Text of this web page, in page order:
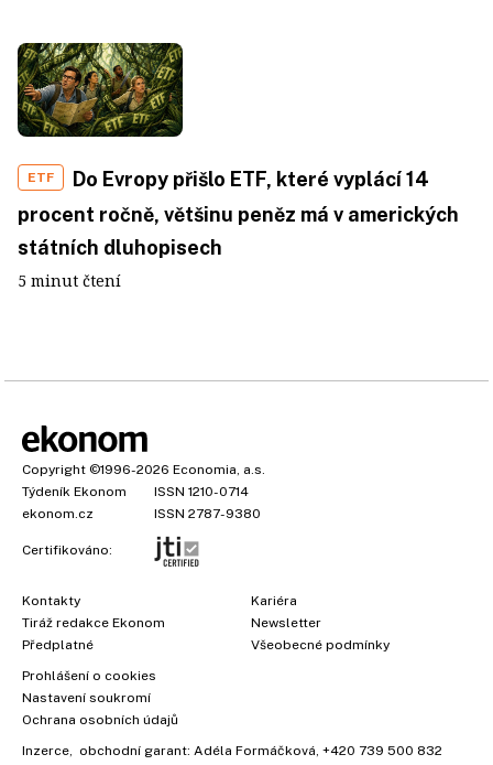
ETF
Do Evropy přišlo ETF, které vyplácí 14
procent ročně, většinu peněz má v amerických
státních dluhopisech
5 minut čtení
Copyright ©1996-2026 Economia, a.s.
Týdeník Ekonom
ISSN 1210-0714
ekonom.cz
ISSN 2787-9380
Certifikováno:
Kontakty
Tiráž redakce Ekonom
Předplatné
Kariéra
Newsletter
Všeobecné podmínky
Prohlášení o cookies
Nastavení soukromí
Ochrana osobních údajů
Inzerce , obchodní garant: Adéla Formáčková +420 739 500 832